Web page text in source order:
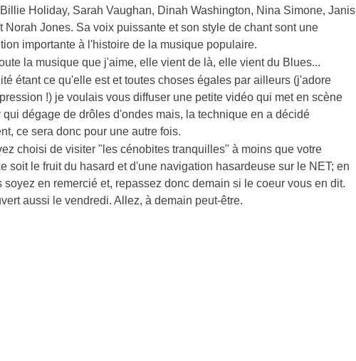
Holiday, Sarah Vaughan, Dinah Washington, Nina Simone, Janis
Norah Jones. Sa voix puissante et son style de chant sont une
importante à l'histoire de la musique populaire.
la musique que j'aime, elle vient de là, elle vient du Blues...
étant ce qu'elle est et toutes choses égales par ailleurs (j'adore
!) je voulais vous diffuser une petite vidéo qui met en scène
qui dégage de drôles d'ondes mais, la technique en a décidé
ce sera donc pour une autre fois.
choisi de visiter "les cénobites tranquilles" à moins que votre
soit le fruit du hasard et d'une navigation hasardeuse sur le NET; en
soyez en remercié et, repassez donc demain si le coeur vous en dit.
aussi le vendredi. Allez, à demain peut-être.